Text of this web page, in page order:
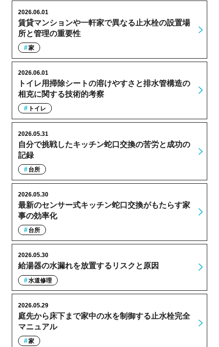
賃貸マンションや一軒家で異なる止水栓の設置場
所と管理の重要性
2026.06.01
家
トイレ用掃除シートの溶けやすさと排水管構造の
相克に関する技術的考察
2026.06.01
トイレ
自分で挑戦したキッチン蛇口交換の苦労と成功の
記録
2026.05.31
台所
最新のセンサー式キッチン蛇口交換がもたらす家
事の効率化
2026.05.30
台所
給湯器の水漏れを放置するリスクと原因
2026.05.30
水道修理
庭先から床下まで家中の水を制御する止水栓完全
マニュアル
2026.05.29
家